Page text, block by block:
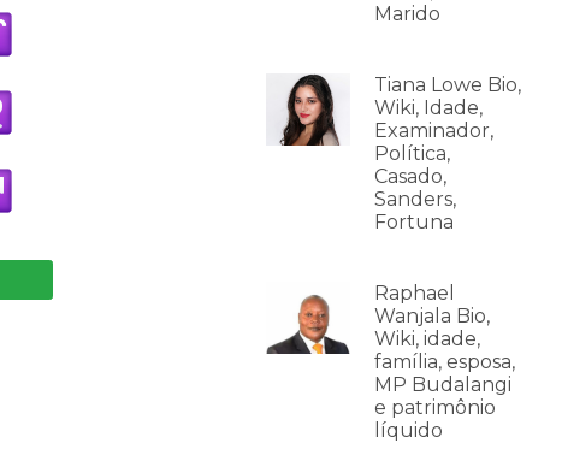
Marido
Tiana Lowe Bio,
Wiki, Idade,
Examinador,
Política,
Casado,
Sanders,
Fortuna
Raphael
Wanjala Bio,
Wiki, idade,
família, esposa,
MP Budalangi
e patrimônio
líquido